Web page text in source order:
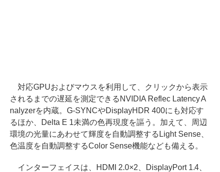
対応GPUおよびマウスを利用して、クリックから表示
されるまでの遅延を測定できるNVIDIA Reflec Latency A
nalyzerを内蔵。G-SYNCやDisplayHDR 400にも対応す
るほか、Delta E 1未満の色再現度を謳う。加えて、周辺
環境の光量にあわせて輝度を自動調整するLight Sense、
色温度を自動調整するColor Sense機能なども備える。
インターフェイスは、HDMI 2.0×2、DisplayPort 1.4、